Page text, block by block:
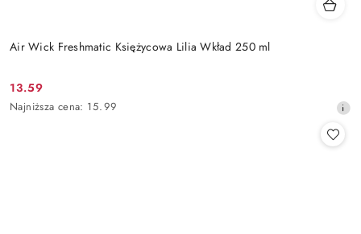
Air Wick Freshmatic Księżycowa Lilia Wkład 250 ml
Cena
promocyjna:
13.59
Najniższa
Najniższa cena: 15.99